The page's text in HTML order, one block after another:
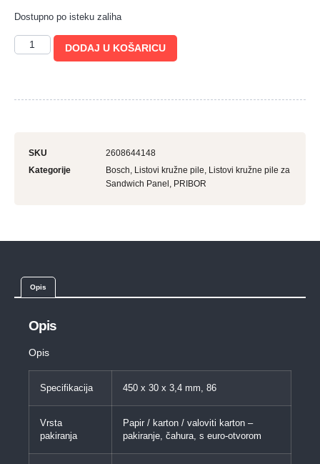
Dostupno po isteku zaliha
DODAJ U KOŠARICU
SKU
2608644148
Kategorije
Bosch Listovi kružne pile Listovi kružne pile za
Sandwich Panel PRIBOR
Opis
Opis
Opis
Specifikacija 450 x 30 x 3,4 mm, 86
Vrsta
pakiranja
Papir / karton / valoviti karton –
pakiranje, čahura, s euro-otvorom